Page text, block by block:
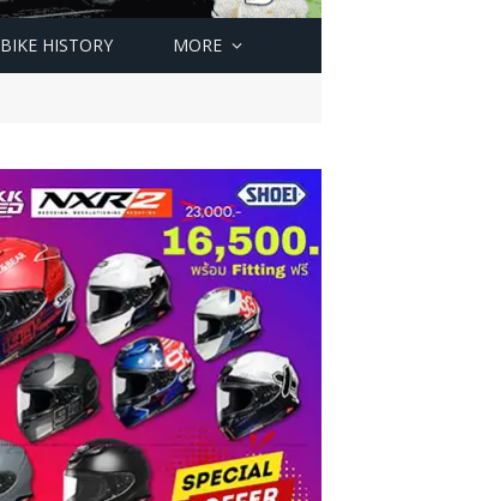
BIKE HISTORY MORE